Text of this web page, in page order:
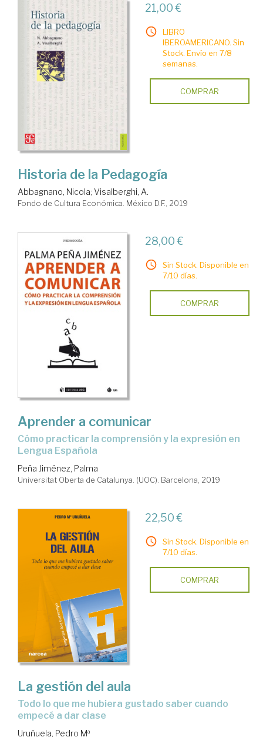
21,00 €
LIBRO
IBEROAMERICANO. Sin
Stock. Envío en 7/8
semanas.
COMPRAR
Historia de la Pedagogía
Abbagnano, Nicola; Visalberghi, A.
Fondo de Cultura Económica. México D.F., 2019
28,00 €
Sin Stock. Disponible en
7/10 días.
COMPRAR
Aprender a comunicar
cómo practicar la comprensión y la expresión en
Lengua Española
Peña Jiménez, Palma
Universitat Oberta de Catalunya. (UOC). Barcelona, 2019
22,50 €
Sin Stock. Disponible en
7/10 días.
COMPRAR
La gestión del aula
todo lo que me hubiera gustado saber cuando
empecé a dar clase
Uruñuela, Pedro Mª